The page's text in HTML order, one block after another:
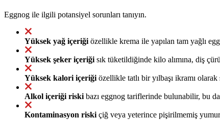
Eggnog ile ilgili potansiyel sorunları tanıyın.
Yüksek yağ içeriği özellikle krema ile yapılan tam yağlı
Yüksek şeker içeriği sık tüketildiğinde kilo alımına, diş
Yüksek kalori içeriği özellikle tatlı bir yılbaşı ikramı
Alkol içeriği riski bazı eggnog tariflerinde bulunabilir, bu
Kontaminasyon riski çiğ veya yeterince pişirilmemiş